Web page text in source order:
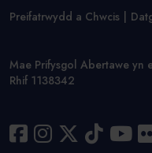
Preifatrwydd a Chwcis
Mae Prifysgol Abertawe yn
Rhif 1138342